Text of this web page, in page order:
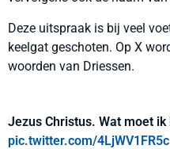
Deze uitspraak is bij veel
keelgat geschoten. Op X
woorden van Driessen.
Jezus Christus. Wat moet
pic.twitter.com/4LjWV1FR5c